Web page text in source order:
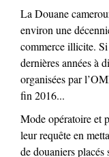
La Douane
environ une
commerce illicite.
dernières années à
organisées par
fin 2016...
Mode opératoire et
leur requête en
de douaniers